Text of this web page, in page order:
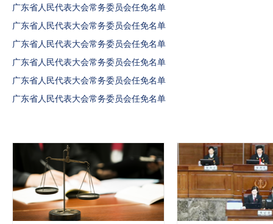
广东省人民代表大会常务委员会任免名单
广东省人民代表大会常务委员会任免名单
广东省人民代表大会常务委员会任免名单
广东省人民代表大会常务委员会任免名单
广东省人民代表大会常务委员会任免名单
广东省人民代表大会常务委员会任免名单